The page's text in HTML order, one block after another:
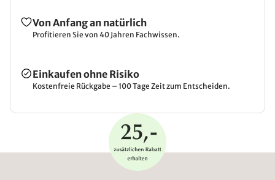
Von Anfang an natürlich
Profitieren Sie von 40 Jahren Fachwissen.
Einkaufen ohne Risiko
Kostenfreie Rückgabe – 100 Tage Zeit zum Entscheiden.